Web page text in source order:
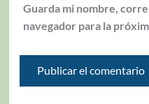
Guarda mi nombre,
navegador para la